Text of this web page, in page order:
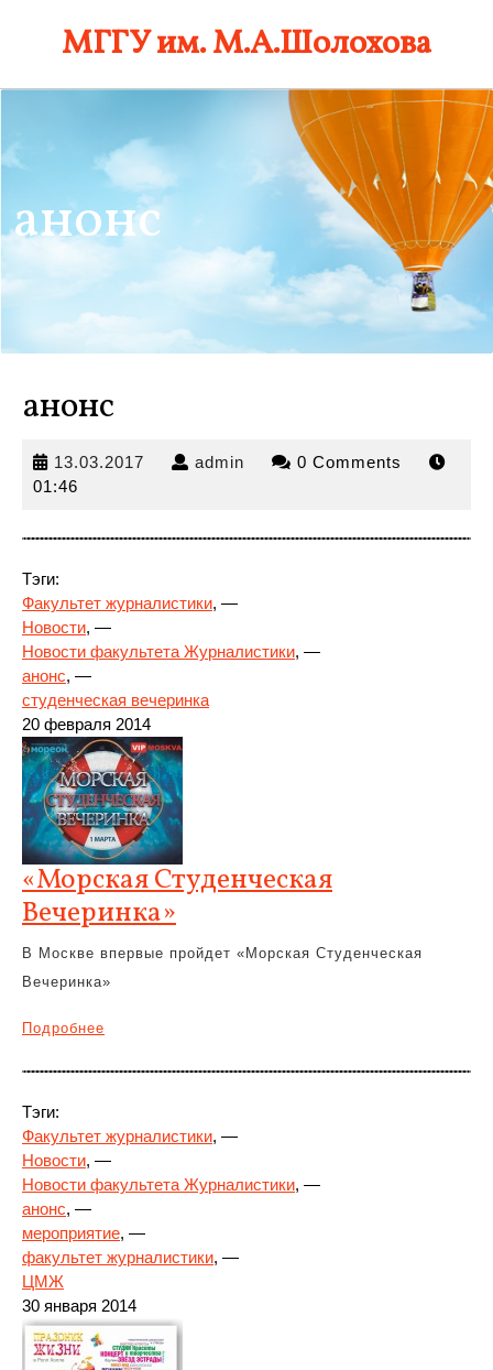
МГГУ им. М.А.Шолохова
анонс
анонс
13.03.2017 13.03.2017
admin admin 0 Comments
01:46
Тэги:
Факультет журналистики, —
Новости, —
Новости факультета Журналистики, —
анонс, —
студенческая вечеринка
20 февраля 2014
«Морская Студенческая
Вечеринка»
В Москве впервые пройдет «Морская Студенческая
Вечеринка»
Подробнее
Тэги:
Факультет журналистики, —
Новости, —
Новости факультета Журналистики, —
анонс, —
мероприятие, —
факультет журналистики, —
ЦМЖ
30 января 2014